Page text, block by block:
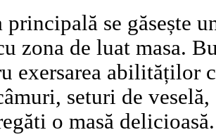
principală se găsește
zona de luat masa.
exersarea abilităților
seturi de
o masă